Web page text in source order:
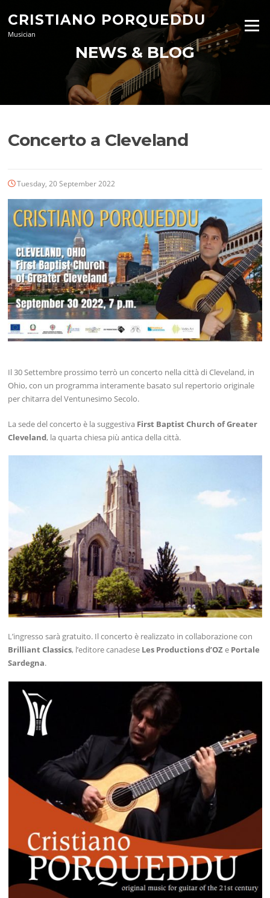
content
CRISTIANO PORQUEDDU
Musician
Menu
NEWS & BLOG
Concerto a Cleveland
Tuesday, 20 September 2022
Il 30 Settembre prossimo terrò un concerto nella città di Cleveland, in
Ohio, con un programma interamente basato sul repertorio originale
per chitarra del Ventunesimo Secolo.
La sede del concerto è la suggestiva First Baptist Church of Greater
Cleveland, la quarta chiesa più antica della città.
L’ingresso sarà gratuito. Il concerto è realizzato in collaborazione con
Brilliant Classics, l’editore canadese Les Productions d’OZe Portale
Sardegna.